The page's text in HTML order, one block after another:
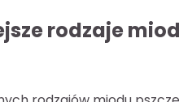
rodzaje